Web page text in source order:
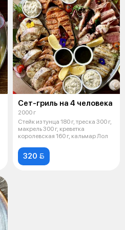
Сет-гриль на 4 человека
2000 г
Стейк из тунца 180 г, треска 300 г,
макрель 300 г, креветка
королевская 160 г, кальмар Лол
320 